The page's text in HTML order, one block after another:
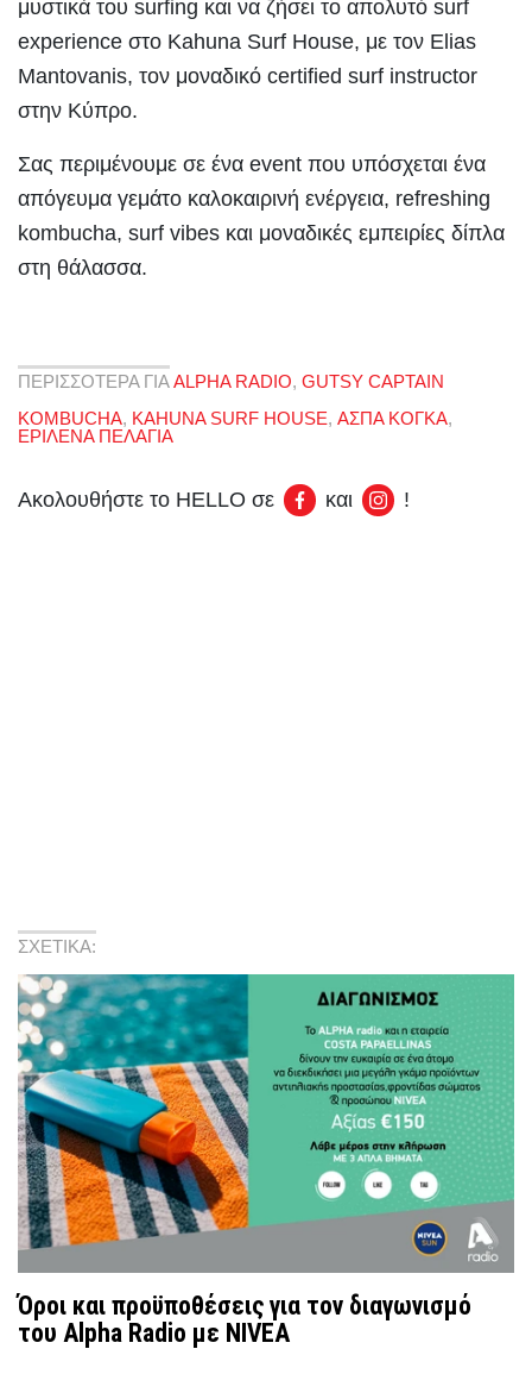
μυστικά του surfing και να ζήσει το απολυτό surf
experience στο Kahuna Surf House, με τον Elias
Mantovanis, τον μοναδικό certified surf instructor
στην Κύπρο.
Σας περιμένουμε σε ένα event που υπόσχεται ένα
απόγευμα γεμάτο καλοκαιρινή ενέργεια, refreshing
kombucha, surf vibes και μοναδικές εμπειρίες δίπλα
στη θάλασσα.
ΠΕΡΙΣΣΟΤΕΡΑ ΓΙΑALPHA RADIO, GUTSY CAPTAIN
KOMBUCHA, KAHUNA SURF HOUSE, ΑΣΠΑ ΚΟΓΚΑ,
ΕΡΙΛΕΝΑ ΠΕΛΑΓΙΑ
Ακολουθήστε το HELLO σε και !
ΣΧΕΤΙΚΑ:
Όροι και προϋποθέσεις για τον διαγωνισμό
του Alpha Radio με NIVEA